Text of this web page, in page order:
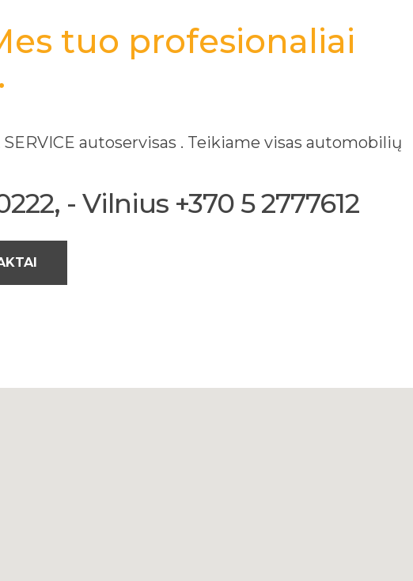
tuo profesionaliai
autoservisas . Teikiame visas automobilių
- Vilnius +370 5 2777612